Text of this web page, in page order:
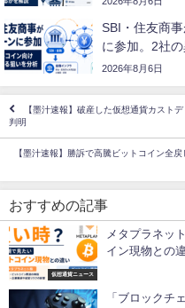
SBI・住友商
に参加。2社
2026年8月6日
【墨汁速報】破産した仮想通貨カスト
判明
【墨汁速報】勝訴で高騰ビットコイン全
おすすめの記事
仮想通貨ニュース
メタプラネッ
イン現物との
「ブロックチ